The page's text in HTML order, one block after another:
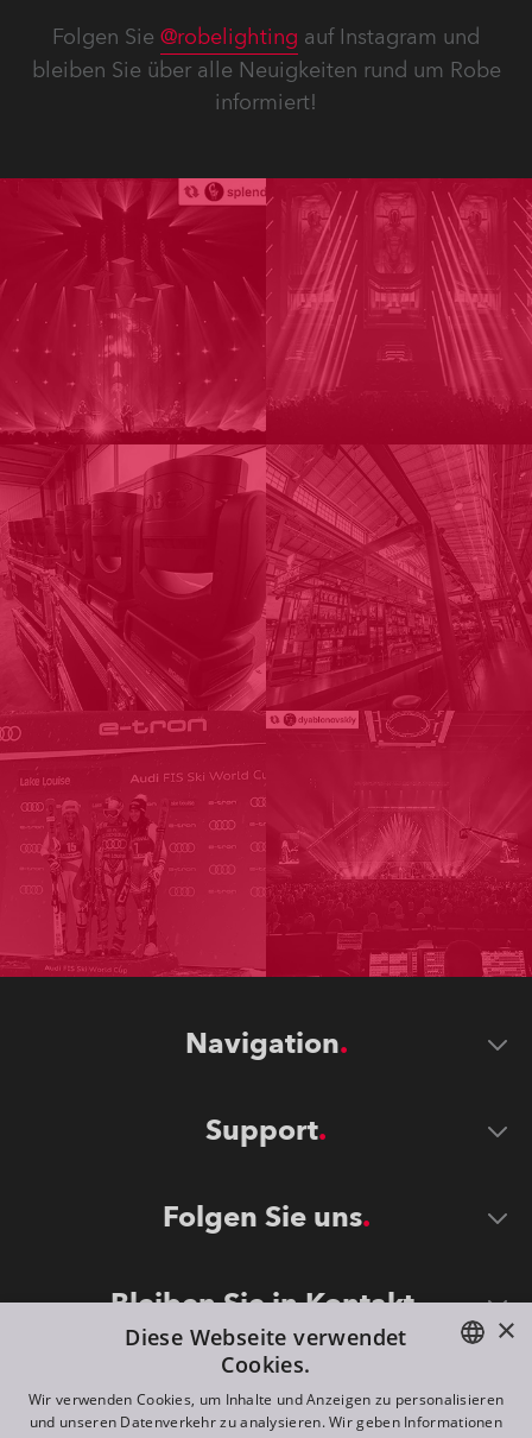
Folgen Sie @robelighting auf Instagram und
bleiben Sie über alle Neuigkeiten rund um Robe
informiert!
Navigation
Support
Folgen Sie uns
Bleiben Sie in Kontakt
ENGLISH
×
Diese Webseite verwendet
Cookies.
Wir verwenden Cookies, um Inhalte und Anzeigen zu personalisieren
und unseren Datenverkehr zu analysieren. Wir geben Informationen